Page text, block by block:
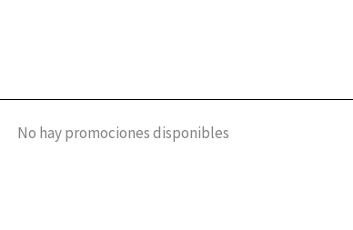
No hay promociones disponibles